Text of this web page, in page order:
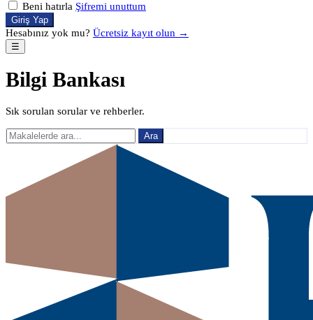
Beni hatırla Şifremi unuttum
Giriş Yap
Hesabınız yok mu? Ücretsiz kayıt olun →
☰
Bilgi Bankası
Sık sorulan sorular ve rehberler.
Ara